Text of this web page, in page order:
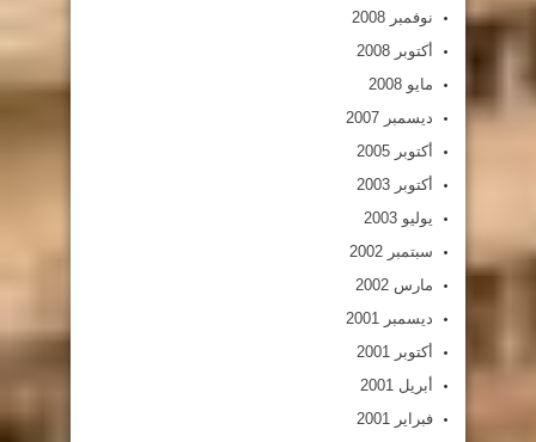
نوفمبر 2008
أكتوبر 2008
مايو 2008
ديسمبر 2007
أكتوبر 2005
أكتوبر 2003
يوليو 2003
سبتمبر 2002
مارس 2002
ديسمبر 2001
أكتوبر 2001
أبريل 2001
فبراير 2001